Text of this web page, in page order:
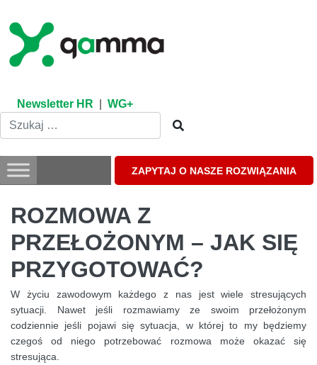
content
Newsletter HR WG+
ZAPYTAJ O NASZE ROZWIĄZANIA
ROZMOWA Z
PRZEŁOŻONYM – JAK SIĘ
PRZYGOTOWAĆ?
W życiu zawodowym każdego z nas jest wiele stresujących
sytuacji. Nawet jeśli rozmawiamy ze swoim przełożonym
codziennie jeśli pojawi się sytuacja, w której to my będziemy
czegoś od niego potrzebować rozmowa może okazać się
stresująca.